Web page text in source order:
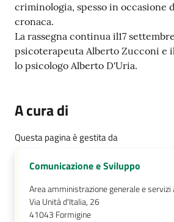
criminologia, spesso in occasione
cronaca.
La rassegna continua il17
psicoterapeuta Alberto Zucconi e
lo psicologo Alberto D'Uria.
A cura di
Questa pagina è gestita da
Comunicazione e Sviluppo
Area amministrazione generale e
Via Unità d'Italia, 26
41043 Formigine